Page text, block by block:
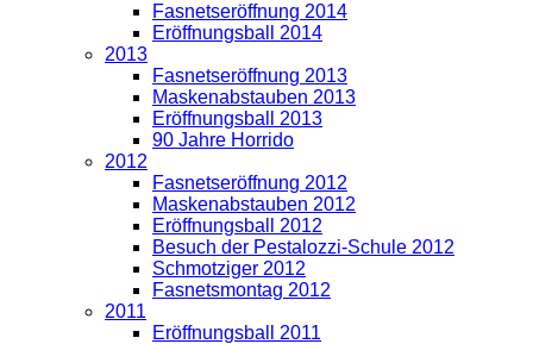
Fasnetseröffnung 2014
Eröffnungsball 2014
2013
Fasnetseröffnung 2013
Maskenabstauben 2013
Eröffnungsball 2013
90 Jahre Horrido
2012
Fasnetseröffnung 2012
Maskenabstauben 2012
Eröffnungsball 2012
Besuch der Pestalozzi-Schule 2012
Schmotziger 2012
Fasnetsmontag 2012
2011
Eröffnungsball 2011